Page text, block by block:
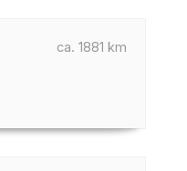
ca. 1881 km